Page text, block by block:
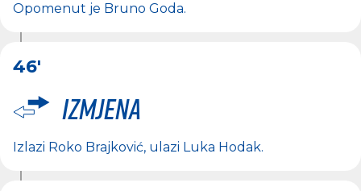
Opomenut je Bruno Goda.
46'
Izmjena
Izlazi Roko Brajković, ulazi Luka Hodak.